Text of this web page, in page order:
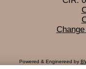
Powered & Enginereed by